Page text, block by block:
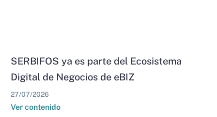
SERBIFOS ya es parte del Ecosistema
Digital de Negocios de eBIZ
27/07/2026
Ver contenido